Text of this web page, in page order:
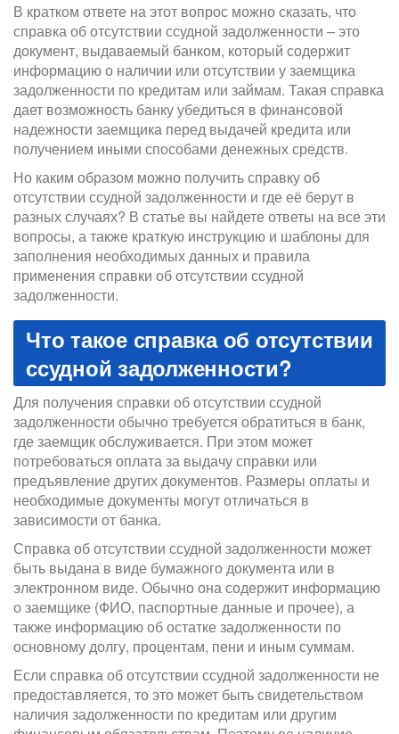
В кратком ответе на этот вопрос можно сказать, что
справка об отсутствии ссудной задолженности – это
документ, выдаваемый банком, который содержит
информацию о наличии или отсутствии у заемщика
задолженности по кредитам или займам. Такая справка
дает возможность банку убедиться в финансовой
надежности заемщика перед выдачей кредита или
получением иными способами денежных средств.
Но каким образом можно получить справку об
отсутствии ссудной задолженности и где её берут в
разных случаях? В статье вы найдете ответы на все эти
вопросы, а также краткую инструкцию и шаблоны для
заполнения необходимых данных и правила
применения справки об отсутствии ссудной
задолженности.
Что такое справка об отсутствии
ссудной задолженности?
Для получения справки об отсутствии ссудной
задолженности обычно требуется обратиться в банк,
где заемщик обслуживается. При этом может
потребоваться оплата за выдачу справки или
предъявление других документов. Размеры оплаты и
необходимые документы могут отличаться в
зависимости от банка.
Справка об отсутствии ссудной задолженности может
быть выдана в виде бумажного документа или в
электронном виде. Обычно она содержит информацию
о заемщике (ФИО, паспортные данные и прочее), а
также информацию об остатке задолженности по
основному долгу, процентам, пени и иным суммам.
Если справка об отсутствии ссудной задолженности не
предоставляется, то это может быть свидетельством
наличия задолженности по кредитам или другим